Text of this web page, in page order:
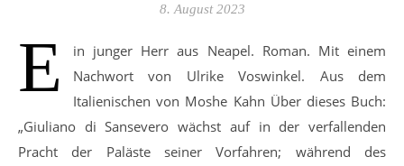
8. August 2023
E
in junger Herr aus Neapel. Roman. Mit einem
Nachwort von Ulrike Voswinkel. Aus dem
Italienischen von Moshe Kahn Über dieses Buch:
„Giuliano di Sansevero wächst auf in der verfallenden
Pracht der Paläste seiner Vorfahren; während des